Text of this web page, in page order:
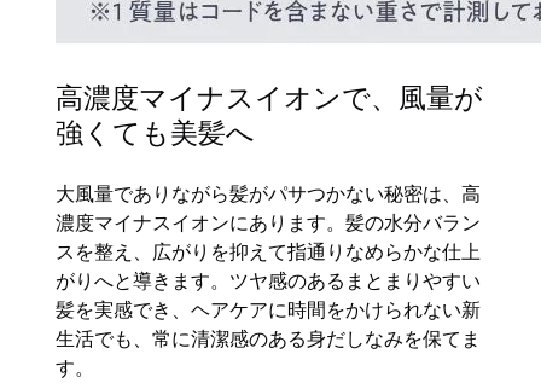
高濃度マイナスイオンで、風量が
強くても美髪へ
大風量でありながら髪がパサつかない秘密は、高
濃度マイナスイオンにあります。髪の水分バラン
スを整え、広がりを抑えて指通りなめらかな仕上
がりへと導きます。ツヤ感のあるまとまりやすい
髪を実感でき、ヘアケアに時間をかけられない新
生活でも、常に清潔感のある身だしなみを保てま
す。